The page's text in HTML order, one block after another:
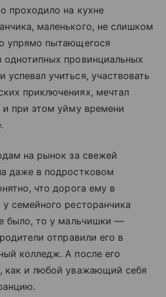
проходило на кухне
маленького, не слишком
упрямо пытающегося
однотипных провинциальных
учиться, участвовать
приключениях, мечтал
и при этом уйму времени
на рынок за свежей
даже в подростковом
что дорога ему в
семейного ресторанчика
было, то у мальчишки —
отправили его в
колледж. А после его
как и любой уважающий себя